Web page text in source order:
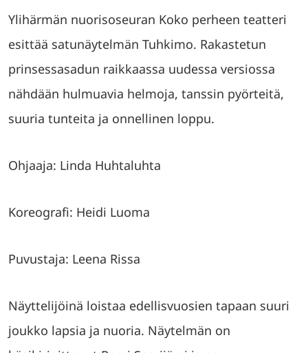
Ylihärmän nuorisoseuran Koko perheen teatteri
esittää satunäytelmän Tuhkimo. Rakastetun
prinsessasadun raikkaassa uudessa versiossa
nähdään hulmuavia helmoja, tanssin pyörteitä,
suuria tunteita ja onnellinen loppu.
Ohjaaja: Linda Huhtaluhta
Koreografi: Heidi Luoma
Puvustaja: Leena Rissa
Näyttelijöinä loistaa edellisvuosien tapaan suuri
joukko lapsia ja nuoria. Näytelmän on